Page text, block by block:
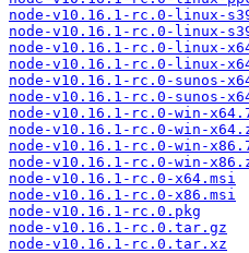
node-v10.16.1-rc.0-linux-
node-v10.16.1-rc.0-linux-
node-v10.16.1-rc.0-linux-
node-v10.16.1-rc.0-linux-
node-v10.16.1-rc.0-sunos-
node-v10.16.1-rc.0-sunos-
node-v10.16.1-rc.0-win-
node-v10.16.1-rc.0-win-
node-v10.16.1-rc.0-win-
node-v10.16.1-rc.0-win-
node-v10.16.1-rc.0-x64.msi
node-v10.16.1-rc.0-x86.msi
node-v10.16.1-rc.0.pkg
node-v10.16.1-rc.0.tar.gz
node-v10.16.1-rc.0.tar.xz